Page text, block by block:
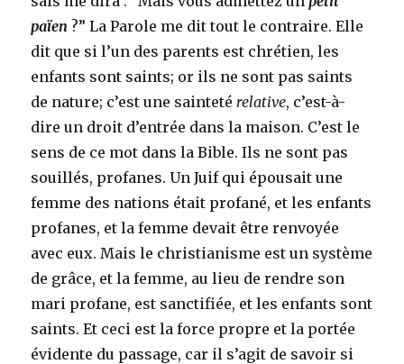
païen ?” La Parole me dit tout le contraire. Elle
dit que si l’un des parents est chrétien, les
enfants sont saints; or ils ne sont pas saints
de nature; c’est une sainteté relative, c’est-à-
dire un droit d’entrée dans la maison. C’est le
sens de ce mot dans la Bible. Ils ne sont pas
souillés, profanes. Un Juif qui épousait une
femme des nations était profané, et les enfants
profanes, et la femme devait être renvoyée
avec eux. Mais le christianisme est un système
de grâce, et la femme, au lieu de rendre son
mari profane, est sanctifiée, et les enfants sont
saints. Et ceci est la force propre et la portée
évidente du passage, car il s’agit de savoir si